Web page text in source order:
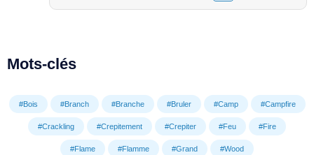
Mots-clés
#Bois #Branch #Branche #Bruler #Camp #Campfire
#Crackling #Crepitement #Crepiter #Feu #Fire
#Flame #Flamme #Grand #Wood